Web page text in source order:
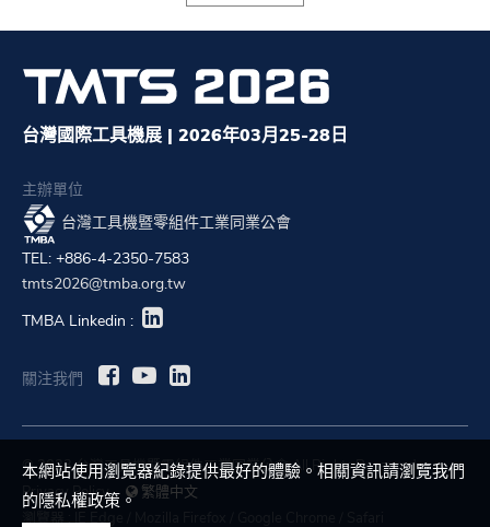
本網站使用瀏覽器紀錄提供最好的體驗。相關資訊請瀏覽我們
的隱私權政策。
台灣國際工具機展 | 2026年03月25-28日
主辦單位
台灣工具機暨零組件工業同業公會
TEL: +886-4-2350-7583
tmts2026@tmba.org.tw
TMBA Linkedin :
關注我們
© 2023 台灣工具機暨零組件工業同業公會 All Rights Reserved.
Privacy Policy
繁體中文
瀏覽器 :IE Edge